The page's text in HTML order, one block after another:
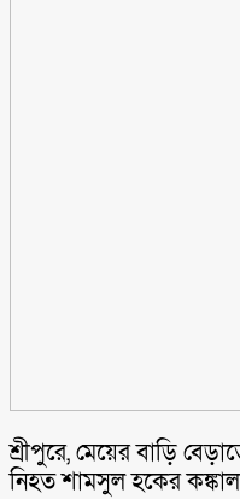
শ্রীপুরে, মেয়ের বাড়ি
নিহত শামসুল হকের কঙ্কাল